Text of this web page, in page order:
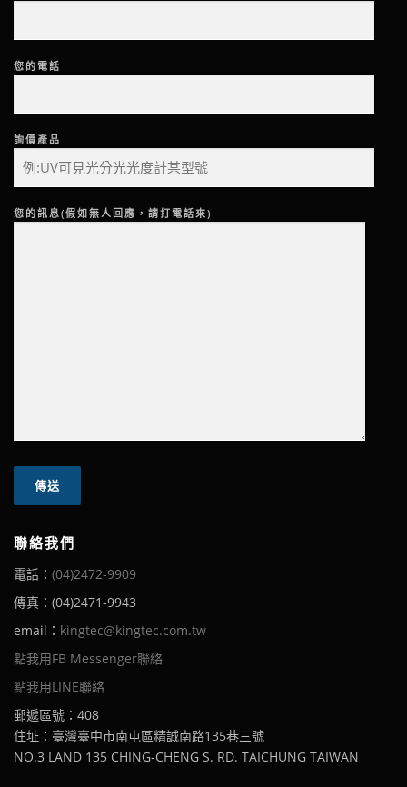
您的電話
詢價產品
您的訊息(假如無人回應，請打電話來)
聯絡我們
電話： (04)2472-9909
傳真：(04)2471-9943
email： kingtec@kingtec.com.tw
點我用FB Messenger聯絡
點我用LINE聯絡
郵遞區號：408
住址：臺灣臺中市南屯區精誠南路135巷三號
NO.3 LAND 135 CHING-CHENG S. RD. TAICHUNG TAIWAN